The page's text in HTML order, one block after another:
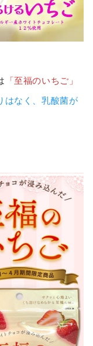
「至福のいちご」
はなく、乳酸菌が